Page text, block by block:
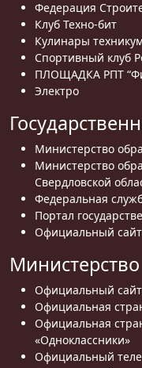
Федерация
Клуб Техно-бит
Кулинары
Спортивный клуб
ПЛОЩАДКА РПТ
Электро
Министерство
Министерство
Свердловской
Федеральная
Портал
Официальный
Официальный
Официальная
Официальная
«Одноклассники»
Официальный